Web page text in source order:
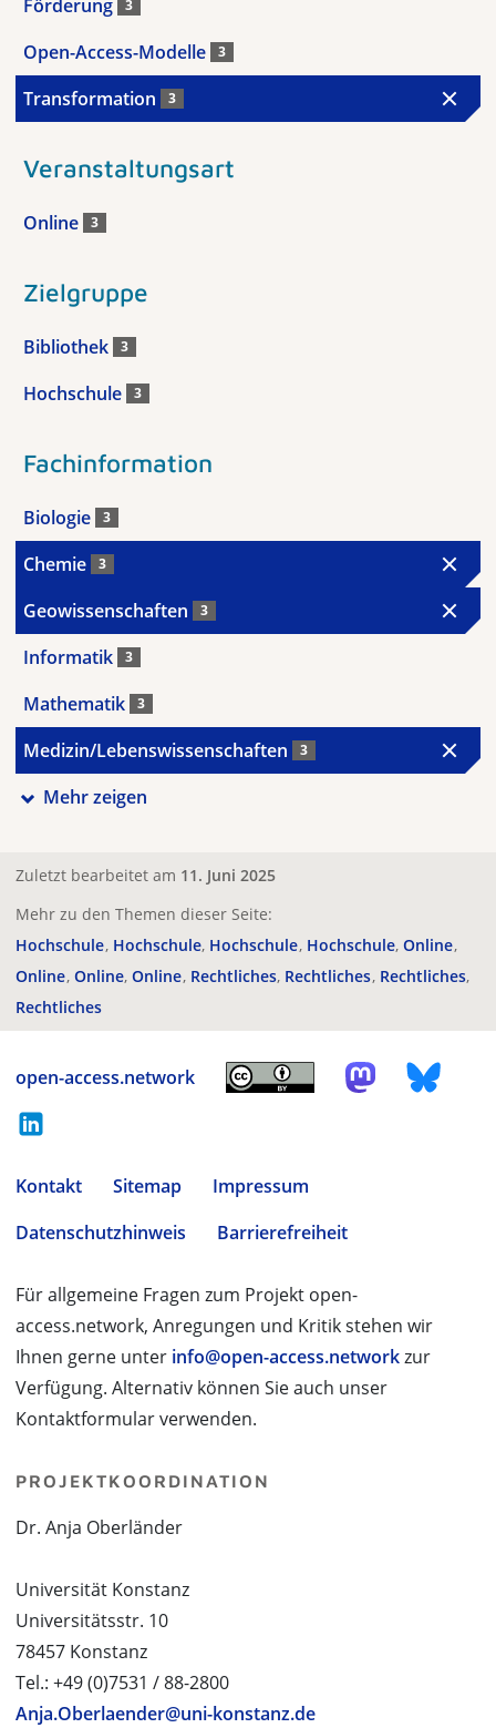
Förderung 3
Open-Access-Modelle 3
Transformation 3
Veranstaltungsart
Online 3
Zielgruppe
Bibliothek 3
Hochschule 3
Fachinformation
Biologie 3
Chemie 3
Geowissenschaften 3
Informatik 3
Mathematik 3
Medizin/Lebenswissenschaften 3
Mehr zeigen
Zuletzt bearbeitet am 11. Juni 2025
Mehr zu den Themen dieser Seite:
Hochschule Hochschule Hochschule Hochschule Online
Online Online Online Rechtliches Rechtliches Rechtliches
Rechtliches
open-access.network
Kontakt Sitemap
Impressum
Datenschutzhinweis
Barrierefreiheit
Für allgemeine Fragen zum Projekt open-
access.network, Anregungen und Kritik stehen wir
Ihnen gerne unter info@open-access.networkzur
Verfügung. Alternativ können Sie auch unser
Kontaktformular verwenden.
PROJEKTKOORDINATION
Dr. Anja Oberländer
Universität Konstanz
Universitätsstr. 10
78457 Konstanz
Tel.: +49 (0)7531 / 88-2800
Anja.Oberlaender@uni-konstanz.de